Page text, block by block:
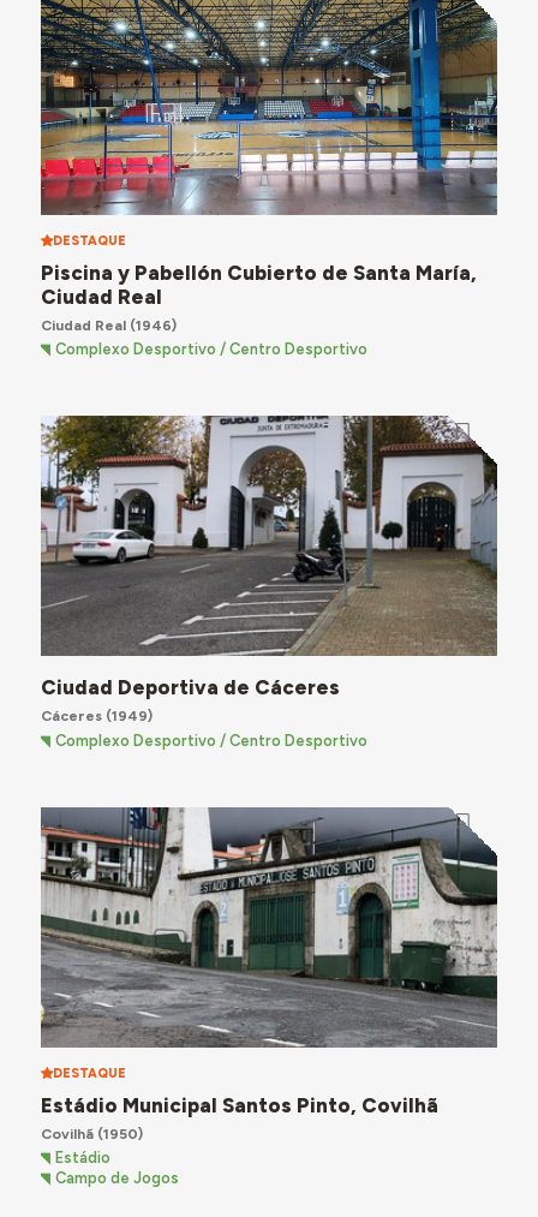
DESTAQUE
Piscina y Pabellón Cubierto de Santa María,
Ciudad Real
Ciudad Real(1946)
Complexo Desportivo / Centro Desportivo
Ciudad Deportiva de Cáceres
Cáceres(1949)
Complexo Desportivo / Centro Desportivo
DESTAQUE
Estádio Municipal Santos Pinto, Covilhã
Covilhã(1950)
Estádio
Campo de Jogos